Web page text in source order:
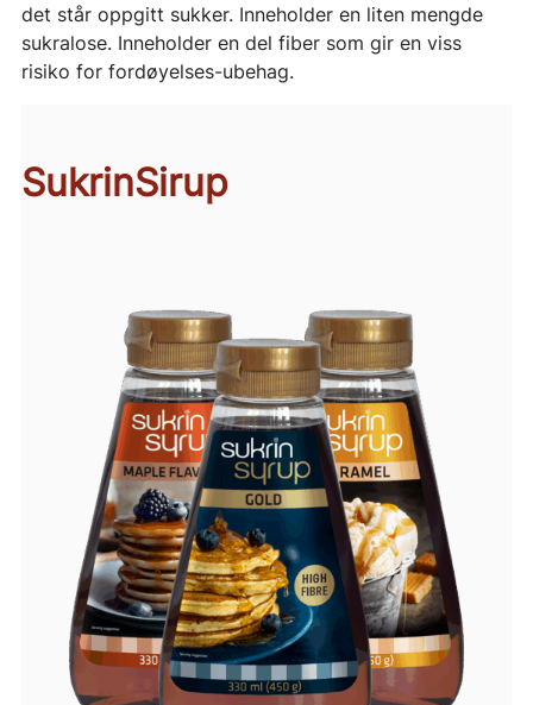
det står oppgitt sukker. Inneholder en liten mengde
sukralose. Inneholder en del fiber som gir en viss
risiko for fordøyelses-ubehag.
SukrinSirup